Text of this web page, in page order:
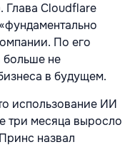
Глава Cloudflare
По его
больше не
в будущем.
использование ИИ
три месяца выросло
назвал